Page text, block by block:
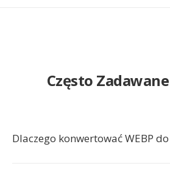
Często
Dlaczego konwertować WEBP do